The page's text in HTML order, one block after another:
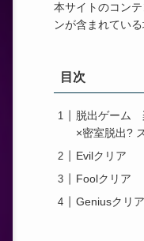
本サイトのコン
ンが含まれている
目次
脱出ゲーム
×密室脱出?
Evilクリア
Foolクリア
Geniusクリア